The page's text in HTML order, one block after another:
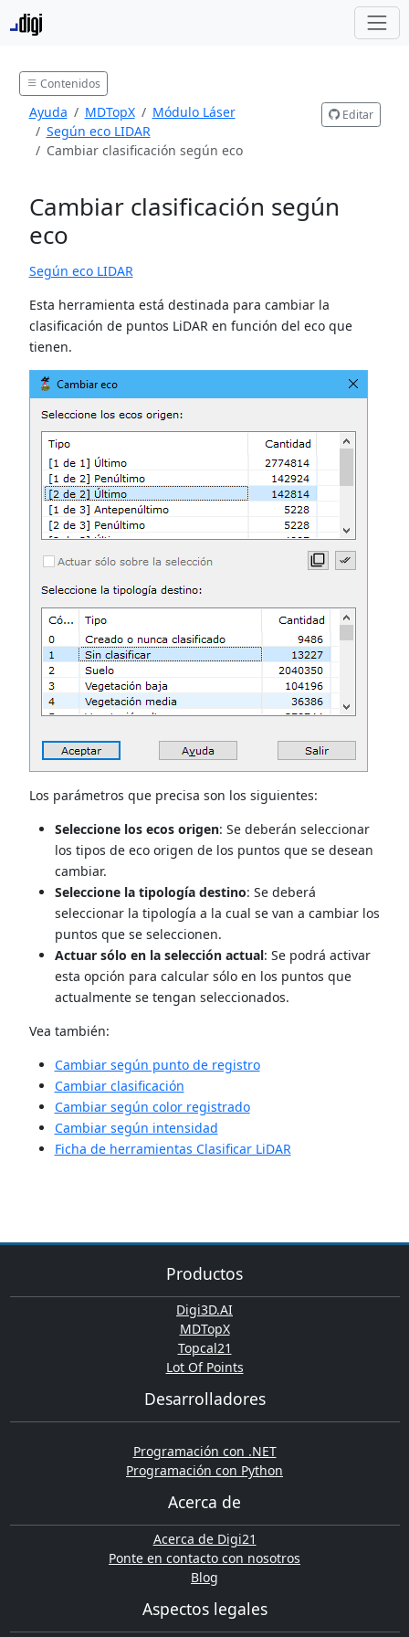
Contenidos
Ayuda MDTopX
Módulo Láser
Según eco LIDAR
Cambiar clasificación según eco
Editar
Cambiar clasificación según
eco
Según eco LIDAR
Esta herramienta está destinada para cambiar la
clasificación de puntos LiDAR en función del eco que
tienen.
Los parámetros que precisa son los siguientes:
Seleccione los ecos origen: Se deberán seleccionar
los tipos de eco origen de los puntos que se desean
cambiar.
Seleccione la tipología destino: Se deberá
seleccionar la tipología a la cual se van a cambiar los
puntos que se seleccionen.
Actuar sólo en la selección actual: Se podrá activar
esta opción para calcular sólo en los puntos que
actualmente se tengan seleccionados.
Vea también:
Cambiar según punto de registro
Cambiar clasificación
Cambiar según color registrado
Cambiar según intensidad
Ficha de herramientas Clasificar LiDAR
Productos
Digi3D.AI
MDTopX
Topcal21
Lot Of Points
Desarrolladores
Programación con .NET
Programación con Python
Acerca de
Acerca de Digi21
Ponte en contacto con nosotros
Blog
Aspectos legales